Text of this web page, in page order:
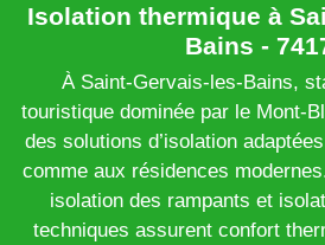
Isolation thermique à
Bains -
À Saint-Gervais-les-Bains,
touristique dominée par le Mont-
des solutions d’isolation
comme aux résidences
isolation des rampants et
techniques assurent confort